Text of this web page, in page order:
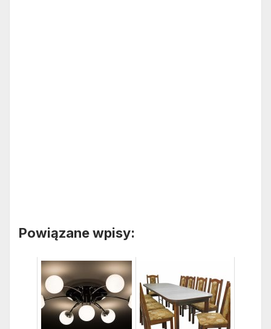
Powiązane wpisy: